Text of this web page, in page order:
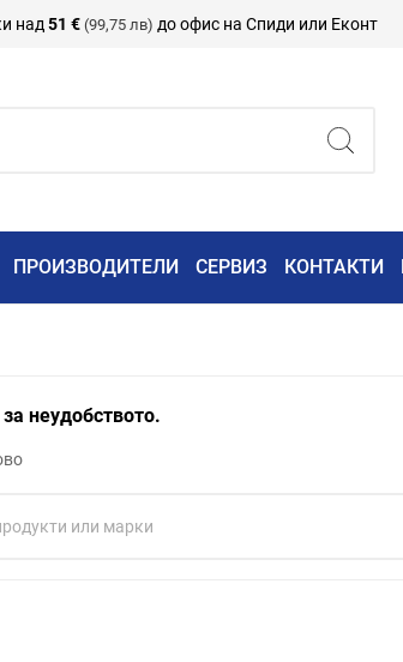
над 51 € (99,75 лв) до офис на Спиди или Еконт
ПРОИЗВОДИТЕЛИ СЕРВИЗ КОНТАКТИ
неудобството.